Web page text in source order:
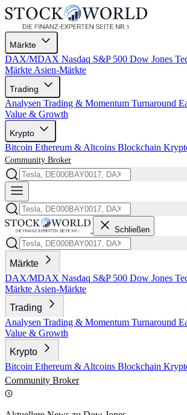
Märkte
DAX/MDAX Nasdaq S&P 500 Dow Jones
Märkte Asien-Märkte
Trading
Analysen Trading & Momentum Turnaround
Value & Growth
Krypto
Bitcoin Ethereum & Altcoins Blockchain
Community Broker
Schließen
Märkte
DAX/MDAX Nasdaq S&P 500 Dow Jones
Märkte Asien-Märkte
Trading
Analysen Trading & Momentum Turnaround
Value & Growth
Krypto
Bitcoin Ethereum & Altcoins Blockchain
Community Broker